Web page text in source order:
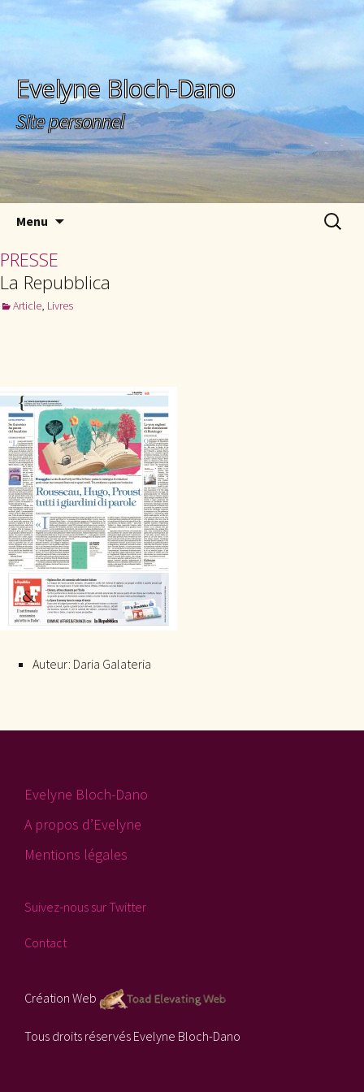
Evelyne Bloch-Dano
Site personnel
Menu
PRESSE
La Repubblica
Article, Livres
Auteur: Daria Galateria
Evelyne Bloch-Dano
A propos d’Evelyne
Mentions légales
Suivez-nous sur Twitter
Contact
Création Web
Tous droits réservés Evelyne Bloch-Dano